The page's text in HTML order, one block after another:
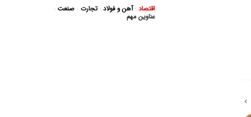
اقتصاد آهن و فولاد تجارت صنعت
عناوین مهم